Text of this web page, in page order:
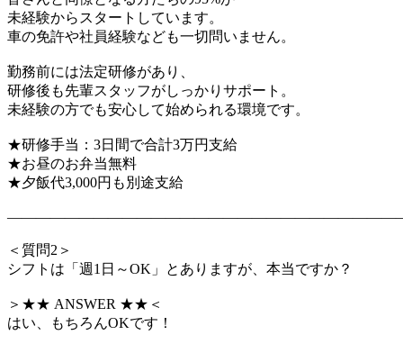
未経験からスタートしています。
車の免許や社員経験なども一切問いません。
勤務前には法定研修があり、
研修後も先輩スタッフがしっかりサポート。
未経験の方でも安心して始められる環境です。
★研修手当：3日間で合計3万円支給
★お昼のお弁当無料
★夕飯代3,000円も別途支給
＜質問2＞
シフトは「週1日～OK」とありますが、本当ですか？
＞★★ ANSWER ★★＜
はい、もちろんOKです！